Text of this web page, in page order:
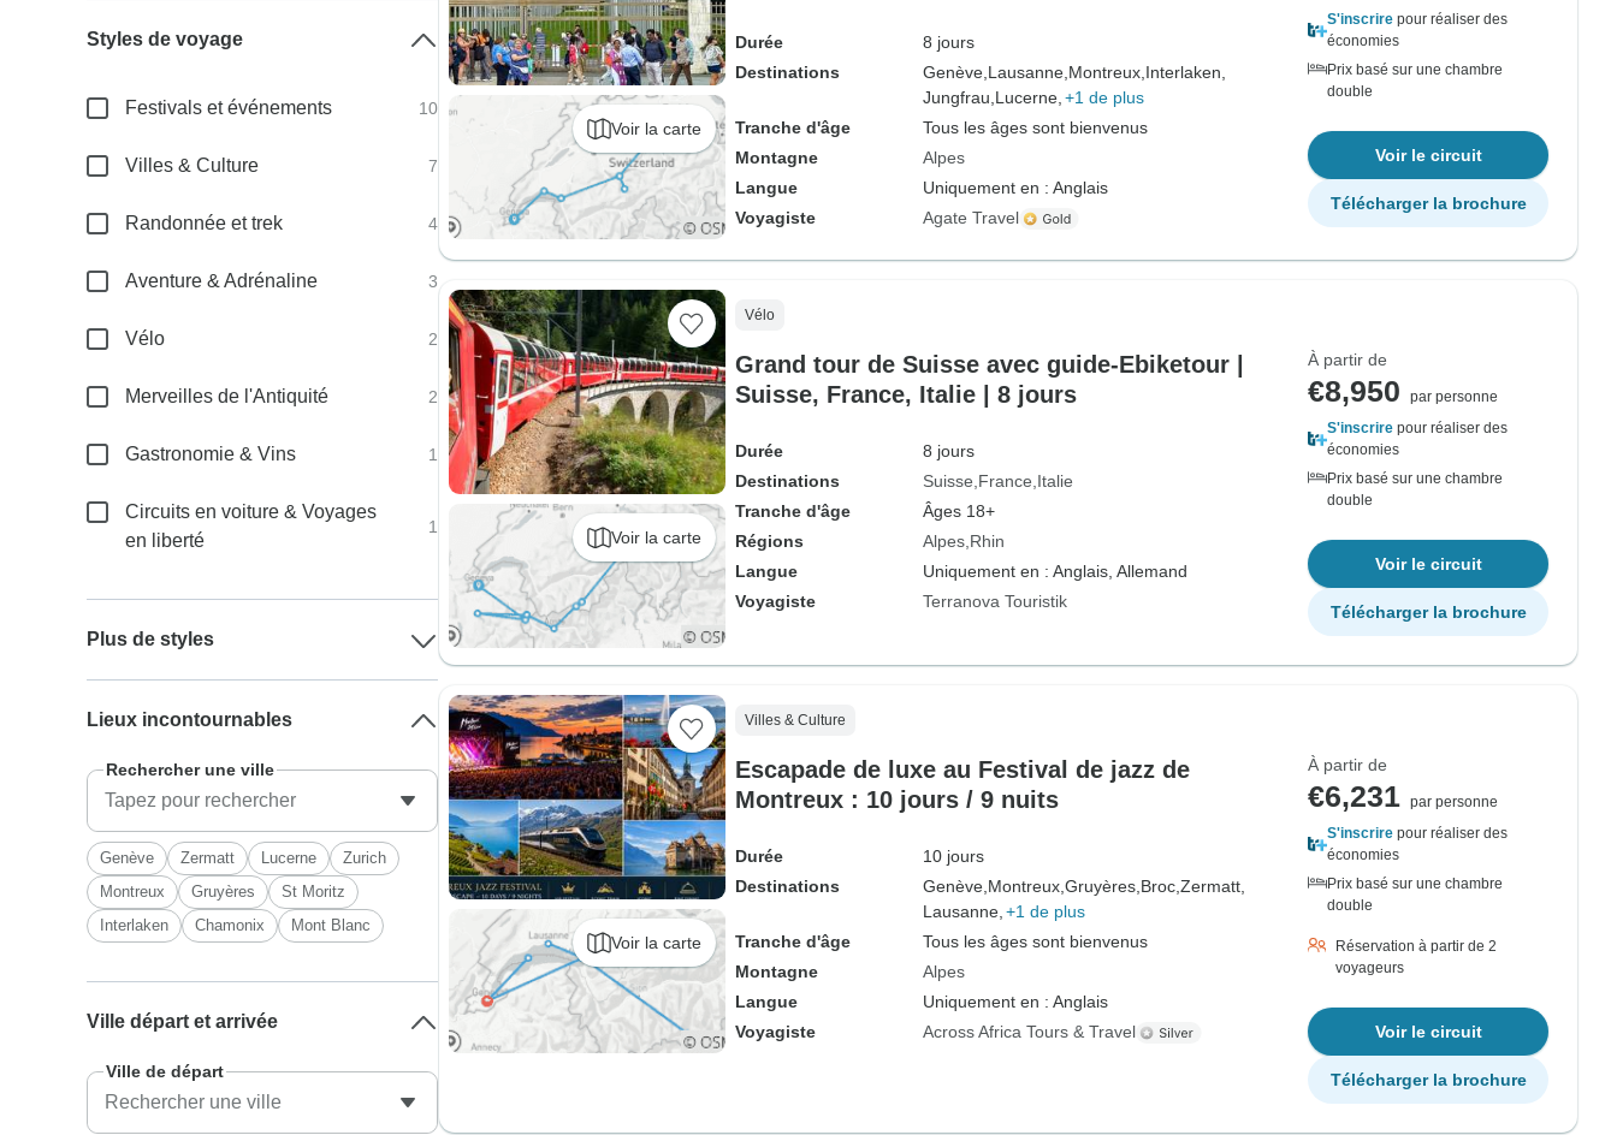
Voir la carte
Durée
8 jours
Destinations
Genève, Lausanne, Montreux, Interlaken,
Jungfrau, Lucerne, +1 de plus
Tranche d'âge
Tous les âges sont bienvenus
Montagne
Alpes
Langue
Uniquement en : Anglais
Voyagiste
Agate Travel
S'inscrire pour réaliser des
économies
Prix basé sur une chambre
double
Voir le circuit
Télécharger la brochure
Voir la carte
Vélo
Grand tour de Suisse avec guide-Ebiketour |
Suisse, France, Italie | 8 jours
Durée
8 jours
Destinations
Suisse France Italie
Tranche d'âge
Âges 18+
Régions
Alpes Rhin
Langue
Uniquement en : Anglais, Allemand
Voyagiste
Terranova Touristik
À partir de
€8,950
par personne
S'inscrire pour réaliser des
économies
Prix basé sur une chambre
double
Voir le circuit
Télécharger la brochure
Voir la carte
Villes & Culture
Escapade de luxe au Festival de jazz de
Montreux : 10 jours / 9 nuits
Durée
10 jours
Destinations
Genève, Montreux, Gruyères, Broc, Zermatt,
Lausanne, +1 de plus
Tranche d'âge
Tous les âges sont bienvenus
Montagne
Alpes
Langue
Uniquement en : Anglais
Voyagiste
Across Africa Tours & Travel
À partir de
€6,231 par personne
S'inscrire pour réaliser des
économies
Prix basé sur une chambre
double
Réservation à partir de 2
voyageurs
Voir le circuit
Télécharger la brochure
Styles de voyage
Festivals et événements 10
Villes & Culture 7
Randonnée et trek 4
Aventure & Adrénaline 3
Vélo 2
Merveilles de l'Antiquité 2
Gastronomie & Vins 1
Circuits en voiture & Voyages
en liberté
1
Plus de styles
Lieux incontournables
Rechercher une ville
Genève Zermatt Lucerne
Zurich
Montreux
Gruyères
St Moritz
Interlaken
Chamonix Mont Blanc
Ville départ et arrivée
Ville de départ